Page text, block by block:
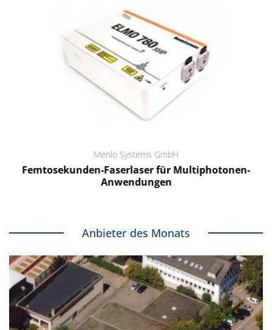
Menlo Systems GmbH
Femtosekunden-Faserlaser für Multiphotonen-
Anwendungen
Anbieter des Monats